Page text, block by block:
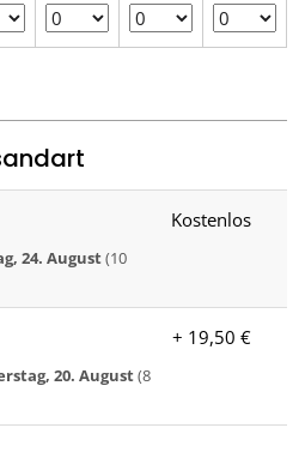
24. August(10
Kostenlos
20. August(8
+ 19,50 €